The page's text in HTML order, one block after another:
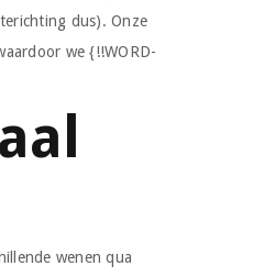
dus). Onze
we {!!WORD-
wenen qua